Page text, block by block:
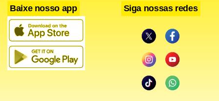
Baixe nosso app Siga nossas redes